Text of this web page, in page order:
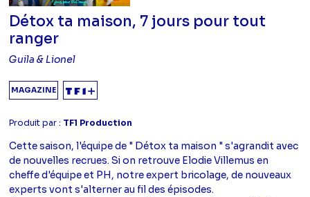
Détox ta maison, 7 jours pour tout
ranger
Guila & Lionel
MAGAZINE
Produit par : TF1 Production
Cette saison, l'équipe de " Détox ta maison " s'agrandit avec
de nouvelles recrues. Si on retrouve Elodie Villemus en
cheffe d'équipe et PH, notre expert bricolage, de nouveaux
experts vont s'alterner au fil des épisodes.